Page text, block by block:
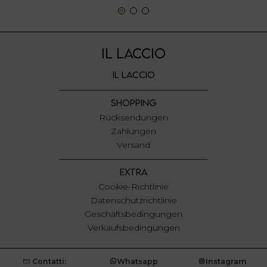
IL LACCIO
IL LACCIO
SHOPPING
Rücksendungen
Zahlungen
Versand
EXTRA
Cookie-Richtlinie
Datenschutzrichtlinie
Geschäftsbedingungen
Verkaufsbedingungen
Contatti:
Whatsapp Instagram